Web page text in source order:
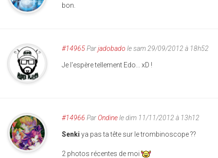
bon.
#14965Parjadobado le sam 29/09/2012 à 18h52
Je l'espère tellement Edo... xD !
#14966 ParOndinele dim 11/11/2012 à 13h12
Senki ya pas ta tête sur le trombinoscope ??
2 photos récentes de moi